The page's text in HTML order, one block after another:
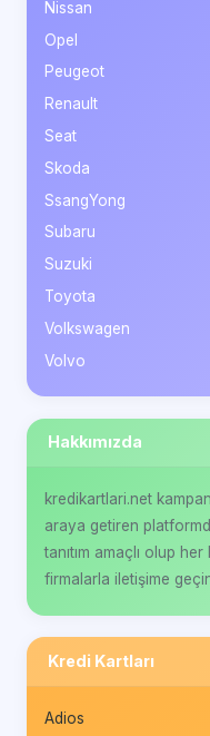
Nissan
Opel
Peugeot
Renault
Seat
Skoda
SsangYong
Subaru
Suzuki
Toyota
Volkswagen
Volvo
Hakkımızda
kredikartlari.net
araya getiren
tanıtım amaçlı olup
firmalarla iletişime
Kredi Kartları
Adios